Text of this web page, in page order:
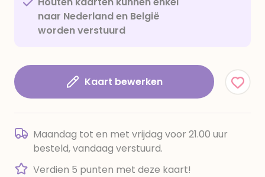
naar Nederland en België
worden verstuurd
Kaart bewerken
Maandag tot en met vrijdag voor 21.00 uur
besteld, vandaag verstuurd.
Verdien 5 punten met deze kaart!